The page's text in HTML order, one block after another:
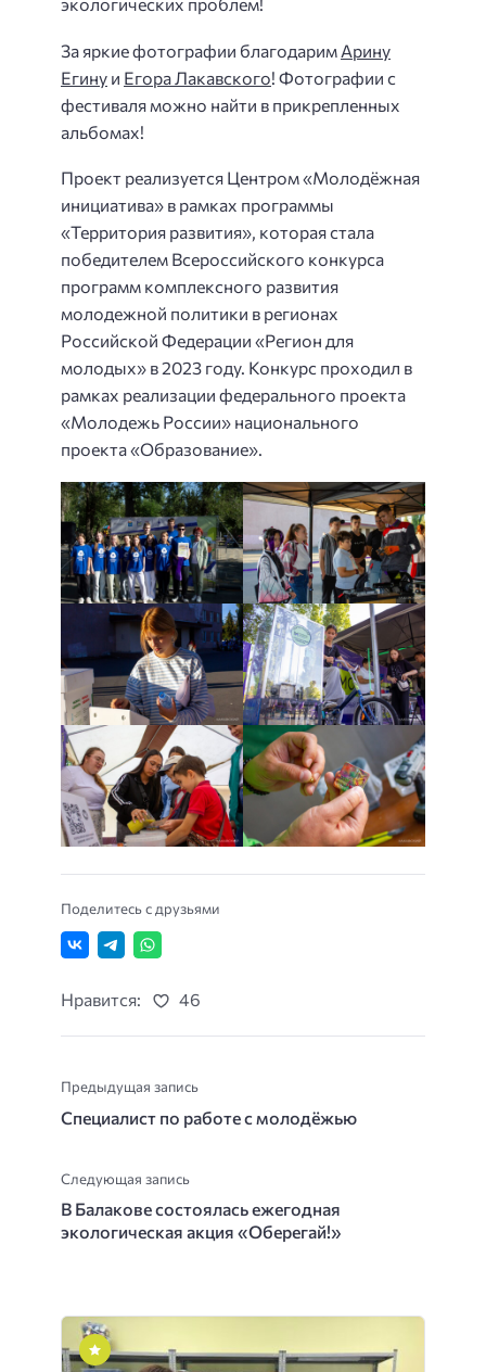
За яркие фотографии благодарим Арину
Егину и Егора Лакавского! Фотографии с
фестиваля можно найти в прикрепленных
альбомах!
Проект реализуется Центром «Молодёжная
инициатива» в рамках программы
«Территория развития», которая стала
победителем Всероссийского конкурса
программ комплексного развития
молодежной политики в регионах
Российской Федерации «Регион для
молодых» в 2023 году. Конкурс проходил в
рамках реализации федерального проекта
«Молодежь России» национального
проекта «Образование».
Поделитесь с друзьями
Нравится: 46
Предыдущая запись
Специалист по работе с молодёжью
Следующая запись
В Балакове состоялась ежегодная
экологическая акция «Оберегай!»